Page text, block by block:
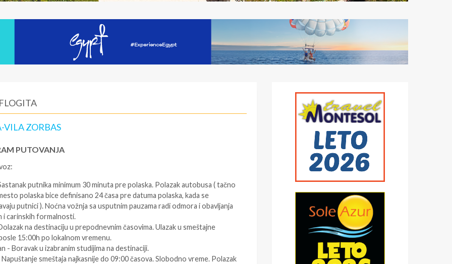
VILA ZORBAS
PUTOVANJA
putnika minimum 30 minuta pre polaska. Polazak autobusa ( tačno
polaska bice definisano 24 časa pre datuma polaska, kada se
putnici ). Noćna vožnja sa usputnim pauzama radi odmora i obavljanja
i carinskih formalnosti.
na destinaciju u prepodnevnim časovima. Ulazak u smeštajne
15:00h po lokalnom vremenu.
- Boravak u izabranim studijima na destinaciji.
Napuštanje smeštaja najkasnije do 09:00 časova. Slobodno vreme. Polazak